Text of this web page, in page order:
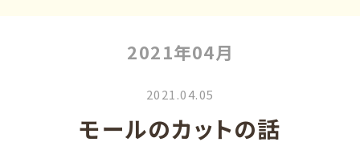
2021年04月
2021.04.05
モールのカットの話